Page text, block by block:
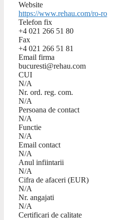
Website
https://www.rehau.com/ro-ro
Telefon fix
+4 021 266 51 80
Fax
+4 021 266 51 81
Email firma
bucuresti@rehau.com
CUI
N/A
Nr. ord. reg. com.
N/A
Persoana de contact
N/A
Functie
N/A
Email contact
N/A
Anul infiintarii
N/A
Cifra de afaceri (EUR)
N/A
Nr. angajati
N/A
Certificari de calitate